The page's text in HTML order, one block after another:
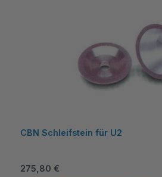
CBN Schleifstein für U2
Regulärer Preis:
275,80 €